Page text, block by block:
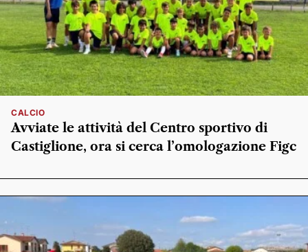
CALCIO
Avviate le attività del Centro sportivo di
Castiglione, ora si cerca l’omologazione Figc